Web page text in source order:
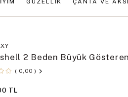
GÜZELLİK ÇANTA VE
2 Beden Büyük
0,00
TL